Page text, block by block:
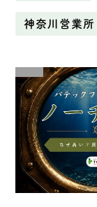
神奈川営業所